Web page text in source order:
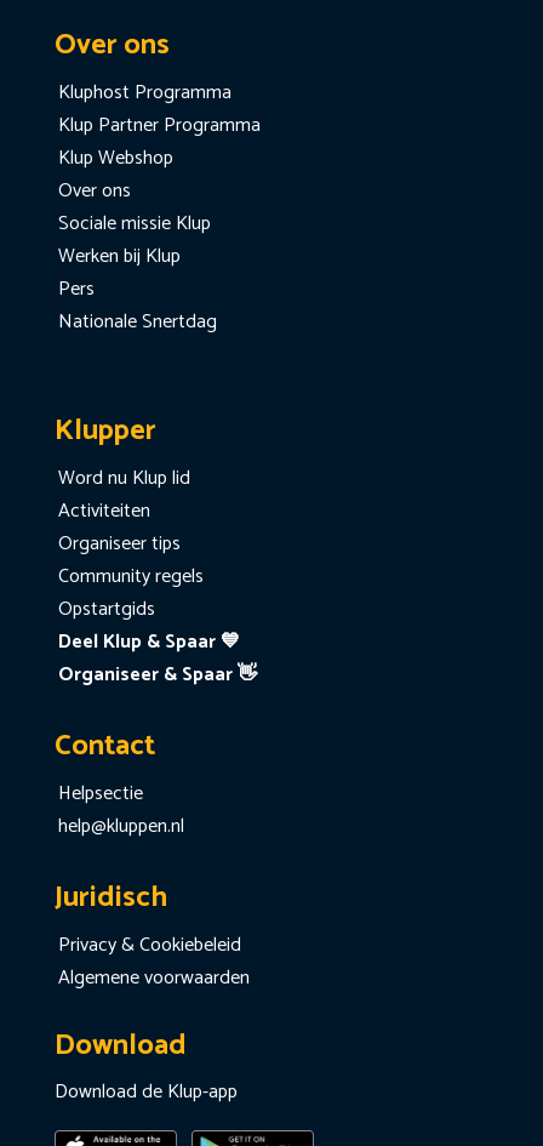
Over ons
Kluphost Programma
Klup Partner Programma
Klup Webshop
Over ons
Sociale missie Klup
Werken bij Klup
Pers
Nationale Snertdag
Klupper
Word nu Klup lid
Activiteiten
Organiseer tips
Community regels
Opstartgids
Deel Klup & Spaar 💙
Organiseer & Spaar 👋
Contact
Helpsectie
help@kluppen.nl
Juridisch
Privacy & Cookiebeleid
Algemene voorwaarden
Download
Download de Klup-app